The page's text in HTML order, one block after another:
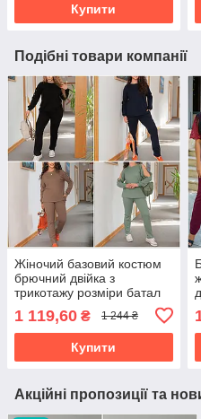
Купити
Подібні товари компанії
Жіночий базовий костюм
брючний двійка з
трикотажу розміри батал
1 119,60 ₴ 1 244 ₴
Купити
Акційні пропозиції та